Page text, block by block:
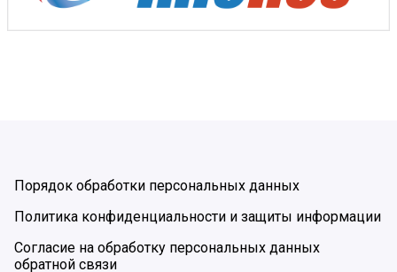
Порядок обработки персональных данных
Политика конфиденциальности и защиты информации
Согласие на обработку персональных данных
обратной связи